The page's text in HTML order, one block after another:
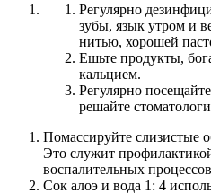
Регулярно
зубы, язык утром и
нитью, хорошей
Ешьте продукты,
кальцием.
Регулярно
решайте
Помассируйте слизистые
Это служит
воспалительных
Сок алоэ и вода 1: 4